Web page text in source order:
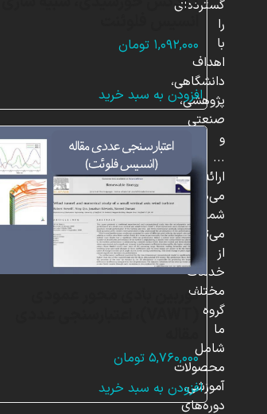
۱,۰۹۲,۰۰۰ تومان
افزودن به سبد خرید
توربین بادی محور عمودی
۵,۷۶۰,۰۰۰ تومان
افزودن به سبد خرید
گسترده‌ای
را
با
اهداف
دانشگاهی،
پژوهشی،
صنعتی
و
...
ارائه
می‌دهد.
شما
می‌توانید
از
خدمات
مختلف
گروه
ما
شامل
محصولات
آموزشی،
دوره‌های